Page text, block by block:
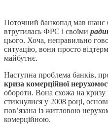
Поточний банкопад мав шанс
втрутилась ФРС і своїми
цього. Хоча, неправильно
ситуацію, вони просто
майбутнє.
Наступна проблема банків,
криза комерційної
обороти. Вона схожа на кризу
стикнулися у 2008 році,
пов’язана із житловою
комерційною.